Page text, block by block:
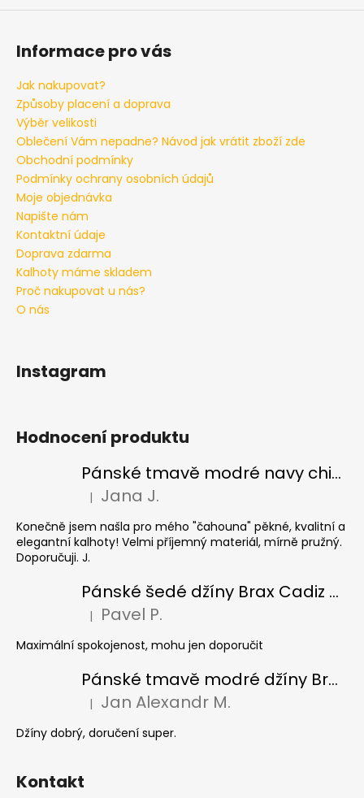
Informace pro vás
Jak nakupovat?
Způsoby placení a doprava
Výběr velikosti
Oblečení Vám nepadne? Návod jak vrátit zboží zde
Obchodní podmínky
Podmínky ochrany osobních údajů
Moje objednávka
Napište nám
Kontaktní údaje
Doprava zdarma
Kalhoty máme skladem
Proč nakupovat u nás?
O nás
Instagram
Hodnocení produktu
Pánské tmavě modré navy chinos Ed Baxter, prodloužené
Hodnocení produktu je 5 z 5 hvězdiček.
| Jana J.
Konečně jsem našla pro mého "čahouna" pěkné, kvalitní a
elegantní kalhoty! Velmi příjemný materiál, mírně pružný.
Doporučuji. J.
Pánské šedé džíny Brax Cadiz Grey smoke, prodloužené
Hodnocení produktu je 5 z 5 hvězdiček.
| Pavel P.
Maximální spokojenost, mohu jen doporučit
Pánské tmavě modré džíny Brax Cadiz Dark blue, prodloužené
Hodnocení produktu je 5 z 5 hvězdiček.
| Jan Alexandr M.
Džíny dobrý, doručení super.
Kontakt